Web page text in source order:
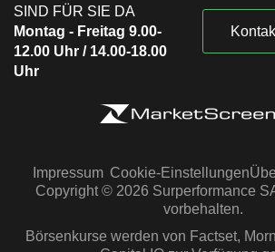
SIND FÜR SIE DA
Montag - Freitag 9.00-
12.00 Uhr / 14.00-18.00
Uhr
Impressum Cookie-Einstellungen
Copyright © 2026 Surperformance
vorbehalten.
Börsenkurse werden von Factset,